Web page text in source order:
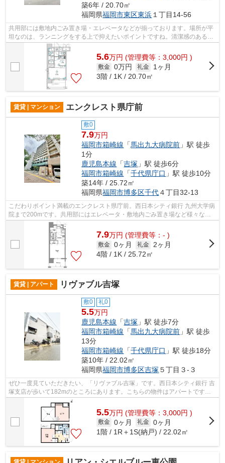
築6年 / 20.70㎡
福岡県福岡市東区東浜 １丁目14-56
共用部には敷地内ごみ置き場・エレベータなどが揃っております。場所が平
坦なのは、ランニングをする上で抑えたいポイントですね。清潔感のある室
内が魅力的な2020年築の物件となって...
5.6万円 (管理費等：3,000円 )
敷金 0万円 礼金
1ヶ月
3階 / 1K / 20.70㎡
賃貸 | マンション エンクレスト県庁前
敷0
7.9万円
福岡市箱崎線 「馬出九大病院前 」駅 徒歩
1分
鹿児島本線 「吉塚 」駅 徒歩6分
福岡市箱崎線 「千代県庁口 」駅 徒歩10分
築14年 / 25.72㎡
福岡県福岡市博多区千代４丁目32-13
こだわりポイント満載のエンクレスト県庁前。西日本シティ銀行 九州大学病
院まで200mです。共用部にはエレベータ・敷地内ごみ置き場など様々な設
備やサービスが揃っているので便利です...
7.9万円 (管理費等：- )
敷金 0ヶ月 礼金
2ヶ月
4階 / 1K / 25.72㎡
賃貸 | アパート リヴァブル吉塚
敷0 礼0
5.5万円
鹿児島本線 「吉塚 」駅 徒歩7分
福岡市箱崎線 「馬出九大病院前 」駅 徒歩
13分
福岡市箱崎線 「千代県庁口 」駅 徒歩18分
築10年 / 22.02㎡
福岡県福岡市博多区吉塚５丁目３-３
ぜひ一度見ていただきたい、「リヴァブル吉塚」です。西日本シティ銀行 吉
塚支店が歩いて182mのところにあります。こちらの物件はアパートです。
一階にあるので人の目は気になってしま...
5.5万円 (管理費等：3,000円 )
敷金 0ヶ月 礼金 0ヶ月
1階 / 1R＋1S(納戸) / 22.02㎡